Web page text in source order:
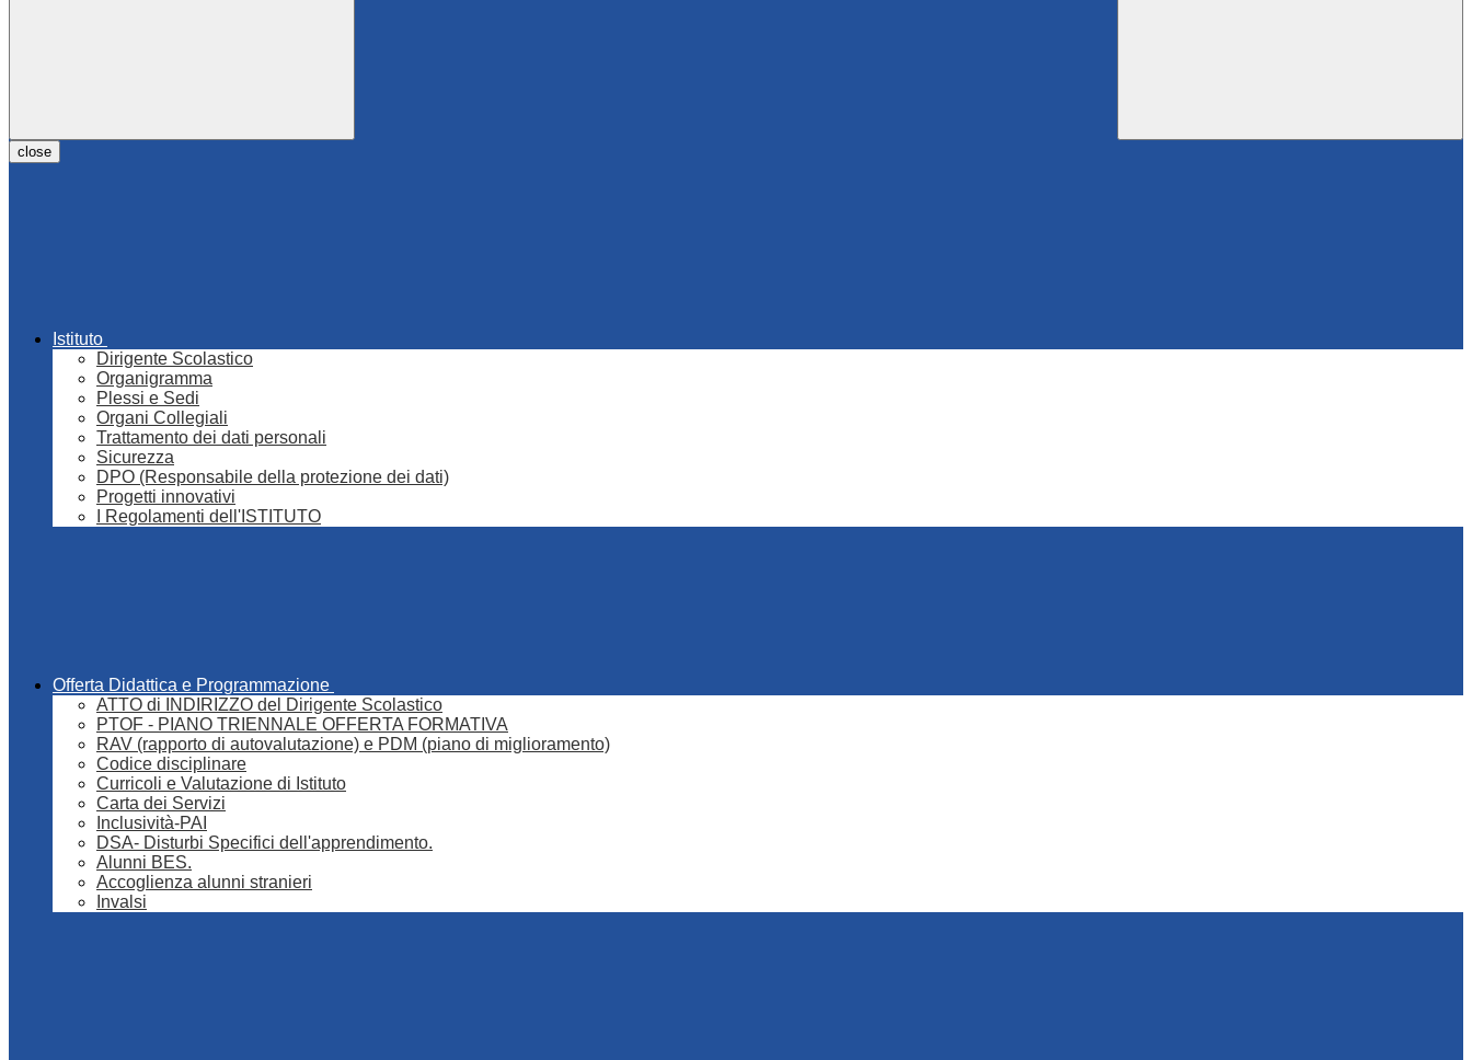
close
Istituto
Dirigente Scolastico
Organigramma
Plessi e Sedi
Organi Collegiali
Trattamento dei dati personali
Sicurezza
DPO (Responsabile della protezione dei dati)
Progetti innovativi
I Regolamenti dell'ISTITUTO
Offerta Didattica e Programmazione
ATTO di INDIRIZZO del Dirigente Scolastico
PTOF - PIANO TRIENNALE OFFERTA FORMATIVA
RAV (rapporto di autovalutazione) e PDM (piano di miglioramento)
Codice disciplinare
Curricoli e Valutazione di Istituto
Carta dei Servizi
Inclusività-PAI
DSA- Disturbi Specifici dell'apprendimento.
Alunni BES.
Accoglienza alunni stranieri
Invalsi